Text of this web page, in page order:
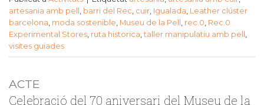
artesania amb pell barri del Rec cuir Igualada Leather clúster
barcelona moda sostenible Museu de la Pell rec.0 Rec.0
Experimental Stores ruta historica taller manipulatiu amb pell
visites guiades
ACTE
Celebració del 70 aniversari del Museu de la